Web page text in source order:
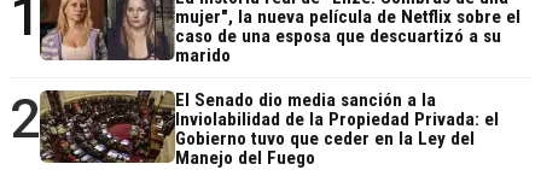
1
mujer", la nueva película de Netflix sobre el
caso de una esposa que descuartizó a su
marido
2
El Senado dio media sanción a la
Inviolabilidad de la Propiedad Privada: el
Gobierno tuvo que ceder en la Ley del
Manejo del Fuego